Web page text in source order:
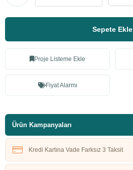
Sepete Ekle
Proje Listeme Ekle
Fiyat Alarmı
Ürün Kampanyaları
Kredi Kartına Vade Farksız 3 Taksit